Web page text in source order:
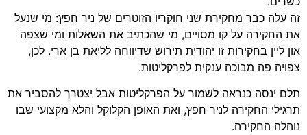
זה עלה כבר מחקירת שני חוקריו הזוטרים של ניר חפץ: מי שנעל
את החקירה על קו מסויים, מי שהכתיב את השאלות ומי שצפה
און ליין בחקירות זו יהודית תירוש שדיווחה לליאת בן ארי. לכן,
צפויה פה מבוכה ענקית לפרקליטות.
תלם ינסה כנראה לשמור על הפרקליטות אבל יצטרך להסביר את
תרגילי החקירה לניר חפץ, ואת האופן הקלוקל והלא מקצועי שבו
נוהלה החקירה.